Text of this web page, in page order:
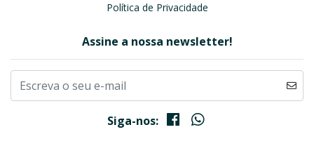
Política de Privacidade
Assine a nossa newsletter!
Siga-nos: